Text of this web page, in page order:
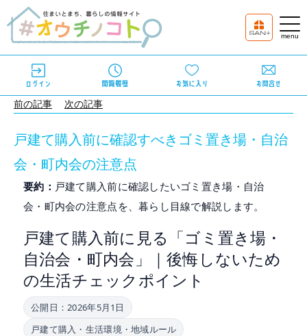
前の記事 次の記事
戸建て購入前に確認すべきゴミ置き場・自治
会・町内会の注意点
要約： 戸建て購入前に確認したいゴミ置き場・自治
会・町内会の注意点を、暮らし目線で解説します。
戸建て購入前に見る「ゴミ置き場・
自治会・町内会」｜後悔しないため
の生活チェックポイント
公開日：2026年5月1日
戸建て購入・生活環境・地域ルール